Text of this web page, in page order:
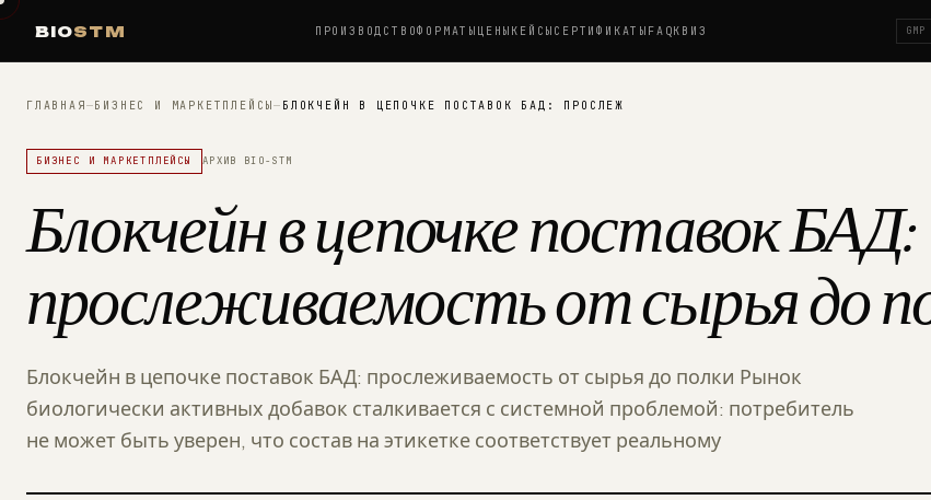
BIOSTM ПРОИЗВОДСТВОФОРМАТЫ ЦЕНЫ КЕЙСЫ СЕРТИФИКАТЫ FAQКВИЗ GMP
ГЛАВНАЯ—БИЗНЕС И МАРКЕТПЛЕЙСЫ— БЛОКЧЕЙН В ЦЕПОЧКЕ ПОСТАВОК БАД: ПРОСЛЕЖ
БИЗНЕС И МАРКЕТПЛЕЙСЫ АРХИВ BIO-STM
Блокчейн в цепочке поставок БАД:
прослеживаемость от сырья до
Блокчейн в цепочке поставок БАД: прослеживаемость от сырья до полки Рынок
биологически активных добавок сталкивается с системной проблемой: потребитель
не может быть уверен, что состав на этикетке соответствует реальному